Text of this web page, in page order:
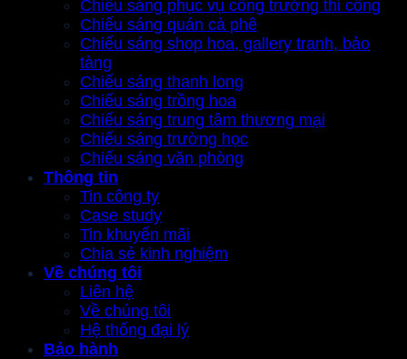
Chiếu sáng phục vụ công trường thi công
Chiếu sáng quán cà phê
Chiếu sáng shop hoa, gallery tranh, bảo
tàng
Chiếu sáng thanh long
Chiếu sáng trồng hoa
Chiếu sáng trung tâm thương mại
Chiếu sáng trường học
Chiếu sáng văn phòng
Thông tin
Tin công ty
Case study
Tin khuyến mãi
Chia sẻ kinh nghiệm
Về chúng tôi
Liên hệ
Về chúng tôi
Hệ thống đại lý
Bảo hành